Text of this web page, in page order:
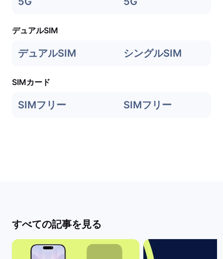
デュアルSIM
デュアルSIM シングルSIM
SIMカード
SIMフリー SIMフリー
すべての記事を見る